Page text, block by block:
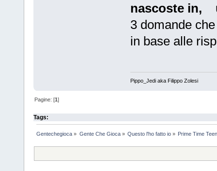
nascoste in,
3 domande
in base alle
Pippo_Jedi aka Filippo Zolesi
Pagine: [1]
Tags:
Gentechegioca » Gente Che Gioca» Questo l'ho fatto io» Prime Time